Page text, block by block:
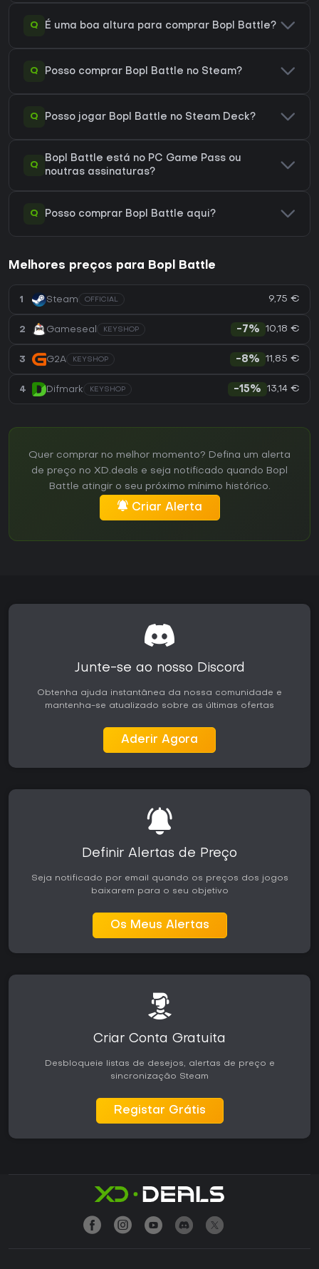
Q É uma boa altura para comprar Bopl Battle?
Q Posso comprar Bopl Battle no Steam?
Q Posso jogar Bopl Battle no Steam Deck?
Q
Bopl Battle está no PC Game Pass ou
noutras assinaturas?
Q Posso comprar Bopl Battle aqui?
Melhores preços para Bopl Battle
1 Steam OFFICIAL 9,75 €
2 Gameseal KEYSHOP -7% 10,18 €
3 G2A KEYSHOP -8% 11,85 €
4 Difmark KEYSHOP -15% 13,14 €
Quer comprar no melhor momento? Defina um alerta
de preço no XD.deals e seja notificado quando Bopl
Battle atingir o seu próximo mínimo histórico.
Criar Alerta
Junte-se ao nosso Discord
Obtenha ajuda instantânea da nossa comunidade e
mantenha-se atualizado sobre as últimas ofertas
Aderir Agora
Definir Alertas de Preço
Seja notificado por email quando os preços dos jogos
baixarem para o seu objetivo
Os Meus Alertas
Criar Conta Gratuita
Desbloqueie listas de desejos, alertas de preço e
sincronização Steam
Registar Grátis